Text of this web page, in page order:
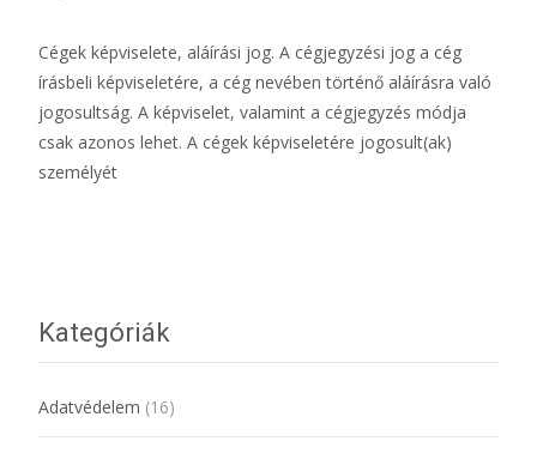
Cégek képviselete, aláírási jog. A cégjegyzési jog a cég
írásbeli képviseletére, a cég nevében történő aláírásra való
jogosultság. A képviselet, valamint a cégjegyzés módja
csak azonos lehet. A cégek képviseletére jogosult(ak)
személyét
Kategóriák
Adatvédelem (16)